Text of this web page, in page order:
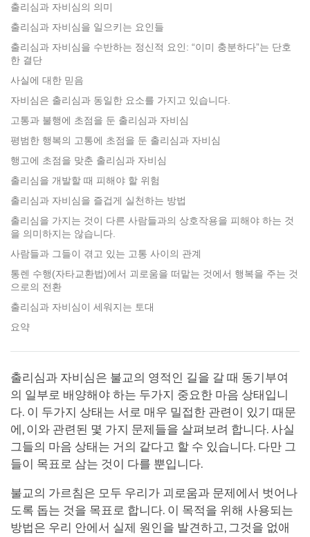
출리심과 자비심의 의미
출리심과 자비심을 일으키는 요인들
출리심과 자비심을 수반하는 정신적 요인: “이미 충분하다”는 단호
한 결단
사실에 대한 믿음
자비심은 출리심과 동일한 요소를 가지고 있습니다.
고통과 불행에 초점을 둔 출리심과 자비심
평범한 행복의 고통에 초점을 둔 출리심과 자비심
행고에 초점을 맞춘 출리심과 자비심
출리심을 개발할 때 피해야 할 위험
출리심과 자비심을 즐겁게 실천하는 방법
출리심을 가지는 것이 다른 사람들과의 상호작용을 피해야 하는 것
을 의미하지는 않습니다.
사람들과 그들이 겪고 있는 고통 사이의 관계
통렌 수행(자타교환법)에서 괴로움을 떠맡는 것에서 행복을 주는 것
으로의 전환
출리심과 자비심이 세워지는 토대
요약
출리심과 자비심은 불교의 영적인 길을 갈 때 동기부여
의 일부로 배양해야 하는 두가지 중요한 마음 상태입니
다. 이 두가지 상태는 서로 매우 밀접한 관련이 있기 때문
에, 이와 관련된 몇 가지 문제들을 살펴보려 합니다. 사실
그들의 마음 상태는 거의 같다고 할 수 있습니다. 다만 그
들이 목표로 삼는 것이 다를 뿐입니다.
불교의 가르침은 모두 우리가 괴로움과 문제에서 벗어나
도록 돕는 것을 목표로 합니다. 이 목적을 위해 사용되는
방법은 우리 안에서 실제 원인을 발견하고, 그것을 없애